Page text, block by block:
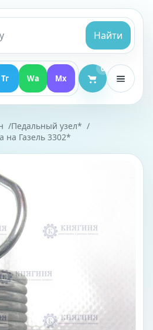
Найти
Тг Wa Mx
0
Педальный узел*
на Газель 3302*